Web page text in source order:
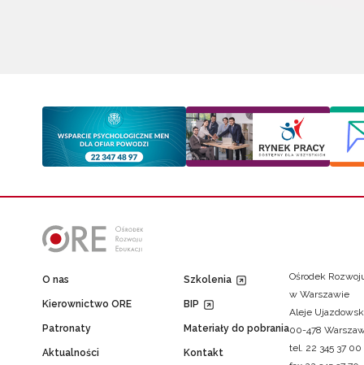
O nas
Kierownictwo ORE
Patronaty
Aktualności
Szkolenia
BIP
Materiały do pobrania
Kontakt
Ośrodek
w Warszawie
Aleje
00-478
tel. 22 345 37 00